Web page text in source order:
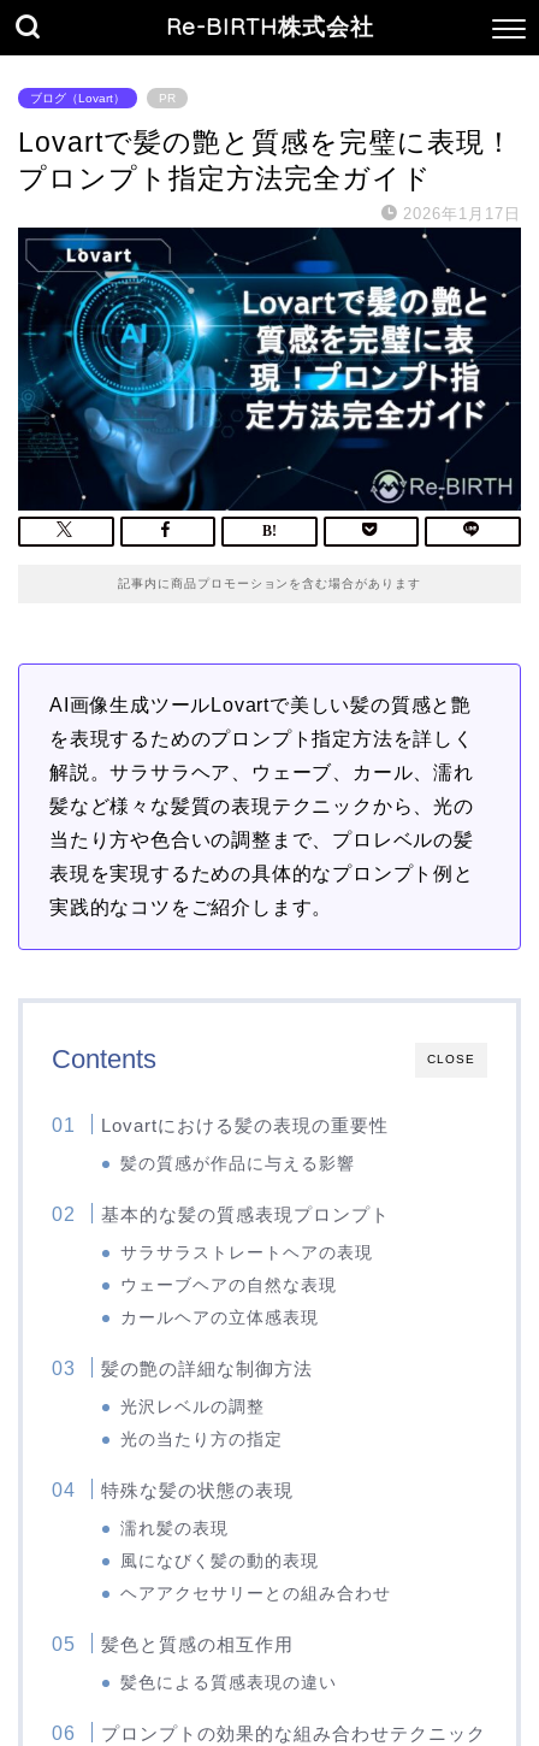
Re-BIRTH株式会社
ブログ（Lovart） PR
Lovartで髪の艶と質感を完璧に表現！
プロンプト指定方法完全ガイド
2026年1月17日
記事内に商品プロモーションを含む場合があります
AI画像生成ツールLovartで美しい髪の質感と艶
を表現するためのプロンプト指定方法を詳しく
解説。サラサラヘア、ウェーブ、カール、濡れ
髪など様々な髪質の表現テクニックから、光の
当たり方や色合いの調整まで、プロレベルの髪
表現を実現するための具体的なプロンプト例と
実践的なコツをご紹介します。
CLOSE
Contents
Lovartにおける髪の表現の重要性
髪の質感が作品に与える影響
基本的な髪の質感表現プロンプト
サラサラストレートヘアの表現
ウェーブヘアの自然な表現
カールヘアの立体感表現
髪の艶の詳細な制御方法
光沢レベルの調整
光の当たり方の指定
特殊な髪の状態の表現
濡れ髪の表現
風になびく髪の動的表現
ヘアアクセサリーとの組み合わせ
髪色と質感の相互作用
髪色による質感表現の違い
プロンプトの効果的な組み合わせテクニック